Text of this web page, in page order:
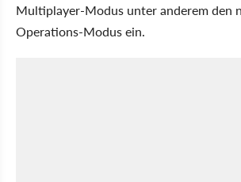
Multiplayer-Modus unter anderem den
Operations-Modus ein.